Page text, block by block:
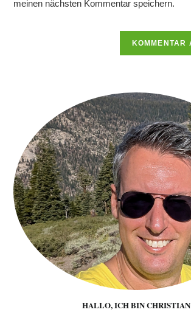
ein
(optional)
meinen nächsten Kommentar speichern.
HALLO, ICH BIN CHRISTIAN